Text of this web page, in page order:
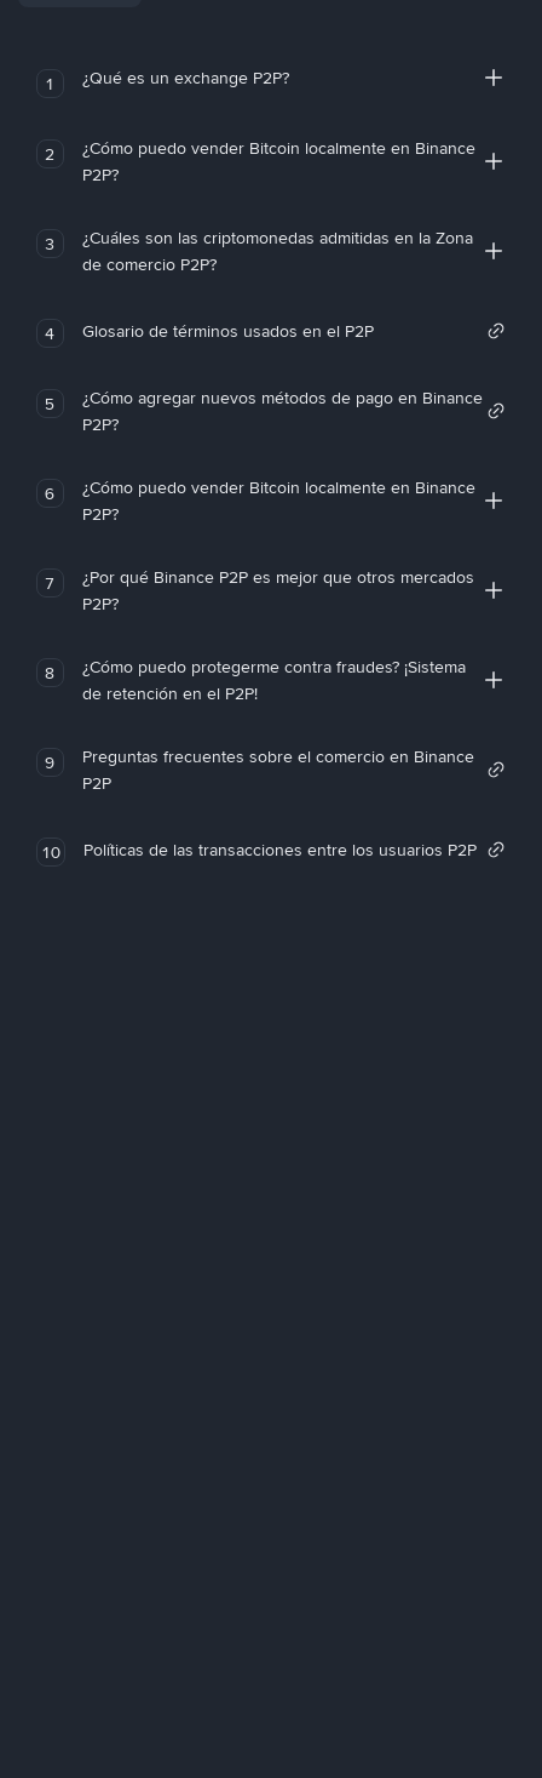
1 ¿Qué es un exchange P2P?
2
¿Cómo puedo vender Bitcoin localmente en Binance
P2P?
3
¿Cuáles son las criptomonedas admitidas en la Zona
de comercio P2P?
4 Glosario de términos usados en el P2P
5
¿Cómo agregar nuevos métodos de pago en Binance
P2P?
6
¿Cómo puedo vender Bitcoin localmente en Binance
P2P?
7
¿Por qué Binance P2P es mejor que otros mercados
P2P?
8
¿Cómo puedo protegerme contra fraudes? ¡Sistema
de retención en el P2P!
9
Preguntas frecuentes sobre el comercio en Binance
P2P
10 Políticas de las transacciones entre los usuarios P2P